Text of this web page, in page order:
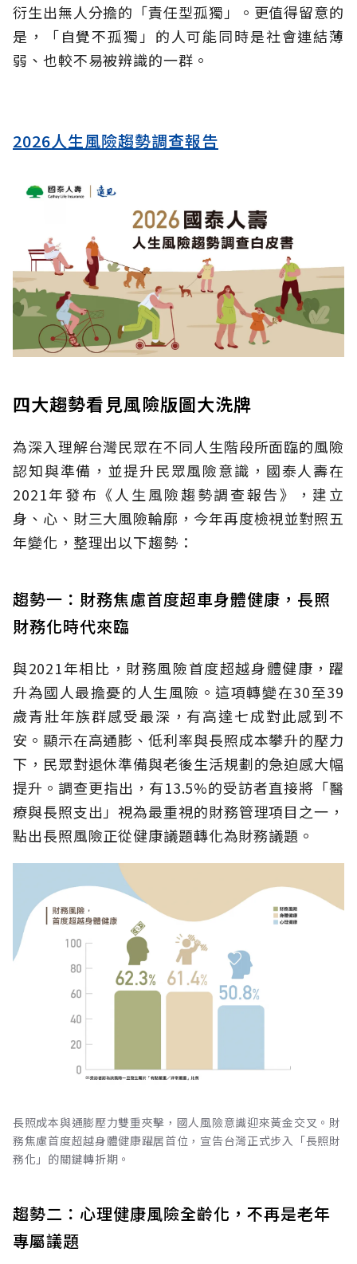
衍生出無人分擔的「責任型孤獨」。更值得留意的
是，「自覺不孤獨」的人可能同時是社會連結薄
弱、也較不易被辨識的一群。
2026人生風險趨勢調查報告
四大趨勢看見風險版圖大洗牌
為深入理解台灣民眾在不同人生階段所面臨的風險
認知與準備，並提升民眾風險意識，國泰人壽在
2021年發布《人生風險趨勢調查報告》，建立
身、心、財三大風險輪廓，今年再度檢視並對照五
年變化，整理出以下趨勢：
趨勢一：財務焦慮首度超車身體健康，長照
財務化時代來臨
與2021年相比，財務風險首度超越身體健康，躍
升為國人最擔憂的人生風險。這項轉變在30至39
歲青壯年族群感受最深，有高達七成對此感到不
安。顯示在高通膨、低利率與長照成本攀升的壓力
下，民眾對退休準備與老後生活規劃的急迫感大幅
提升。調查更指出，有13.5%的受訪者直接將「醫
療與長照支出」視為最重視的財務管理項目之一，
點出長照風險正從健康議題轉化為財務議題。
長照成本與通膨壓力雙重夾擊，國人風險意識迎來黃金交叉。財
務焦慮首度超越身體健康躍居首位，宣告台灣正式步入「長照財
務化」的關鍵轉折期。
趨勢二：心理健康風險全齡化，不再是老年
專屬議題